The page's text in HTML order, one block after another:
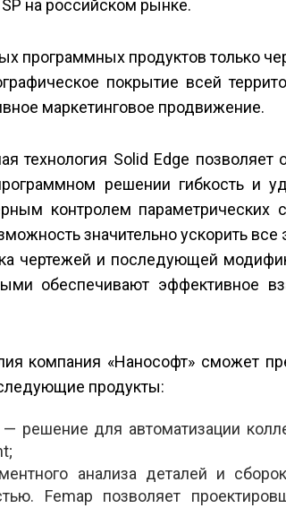
на российском рынке.
программных продуктов только
покрытие всей
маркетинговое продвижение.
технология Solid Edge позволяет
решении гибкость и
контролем параметрических
значительно ускорить все
чертежей и последующей
обеспечивают эффективное
компания «Нанософт» сможет
продукты:
решение для автоматизации
анализа деталей и
Femap позволяет